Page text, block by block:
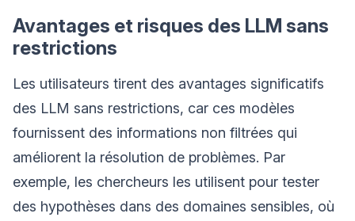
Avantages et risques des LLM sans
restrictions
Les utilisateurs tirent des avantages significatifs
des LLM sans restrictions, car ces modèles
fournissent des informations non filtrées qui
améliorent la résolution de problèmes. Par
exemple, les chercheurs les utilisent pour tester
des hypothèses dans des domaines sensibles, où